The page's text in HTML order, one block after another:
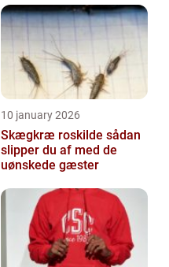
10 january 2026
Skægkræ roskilde sådan
slipper du af med de
uønskede gæster